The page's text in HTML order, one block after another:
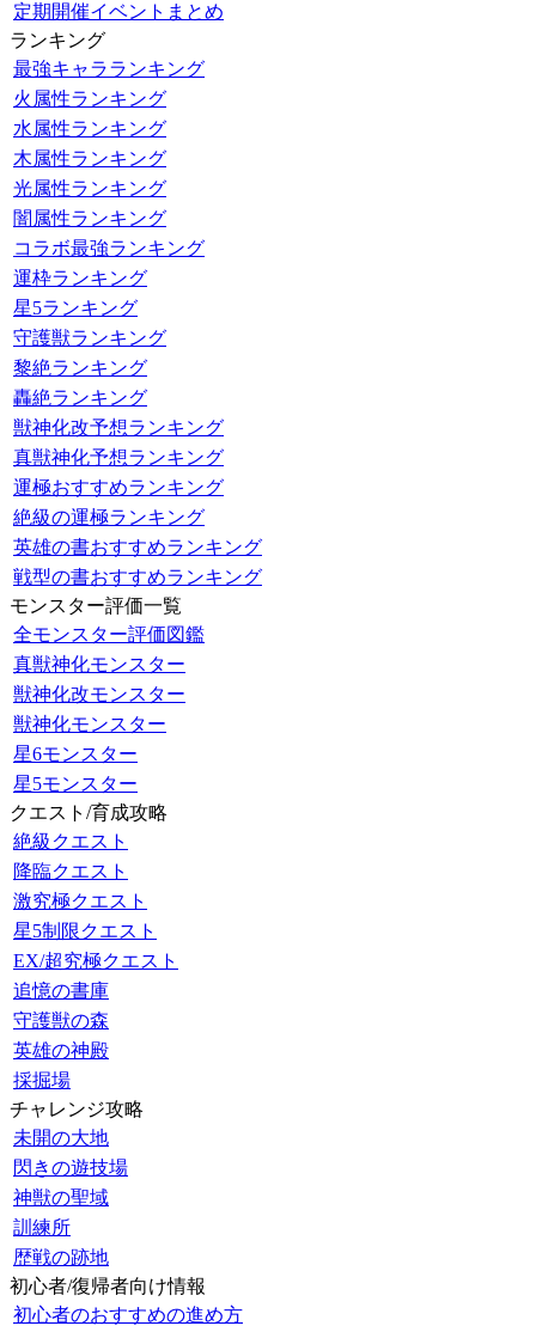
定期開催イベントまとめ
ランキング
最強キャラランキング
火属性ランキング
水属性ランキング
木属性ランキング
光属性ランキング
闇属性ランキング
コラボ最強ランキング
運枠ランキング
星5ランキング
守護獣ランキング
黎絶ランキング
轟絶ランキング
獣神化改予想ランキング
真獣神化予想ランキング
運極おすすめランキング
絶級の運極ランキング
英雄の書おすすめランキング
戦型の書おすすめランキング
モンスター評価一覧
全モンスター評価図鑑
真獣神化モンスター
獣神化改モンスター
獣神化モンスター
星6モンスター
星5モンスター
クエスト/育成攻略
絶級クエスト
降臨クエスト
激究極クエスト
星5制限クエスト
EX/超究極クエスト
追憶の書庫
守護獣の森
英雄の神殿
採掘場
チャレンジ攻略
未開の大地
閃きの遊技場
神獣の聖域
訓練所
歴戦の跡地
初心者/復帰者向け情報
初心者のおすすめの進め方